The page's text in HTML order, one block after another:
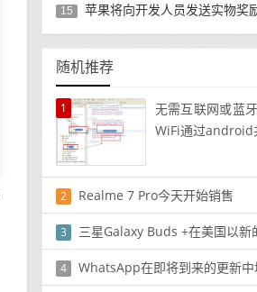
15 苹果将向开发人员发送实物奖
随机推荐
1
无需互联网或蓝
WiFi通过android
2 Realme 7 Pro今天开始销售
3 三星Galaxy Buds +在美国以新的Aura
4 WhatsApp在即将到来的更新中增加群组音频和视